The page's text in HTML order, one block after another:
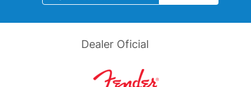
Dealer Oficial